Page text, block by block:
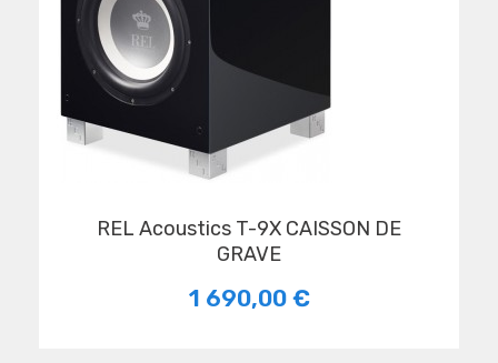
REL Acoustics T-9X CAISSON DE
GRAVE
1 690,00 €